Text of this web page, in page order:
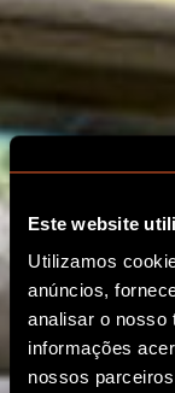
Este website
Utilizamos
anúncios,
analisar o nosso
informações
nossos